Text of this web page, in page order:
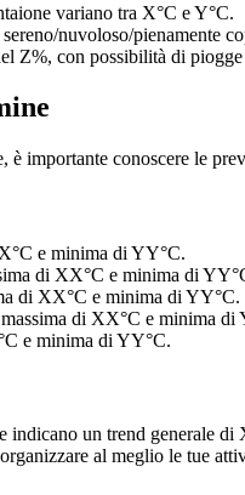
variano tra X°C e Y°C.
nuvoloso/pienamente
Z%, con possibilità di piogge
importante conoscere le
e minima di YY°C.
di XX°C e minima di
di XX°C e minima di YY°C.
di XX°C e minima di
e minima di YY°C.
un trend generale
al meglio le tue